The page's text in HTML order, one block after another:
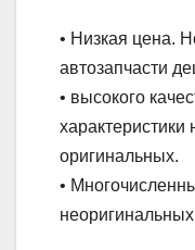
• Низкая цена.
автозапчасти
• высокого
оригинальных.
•